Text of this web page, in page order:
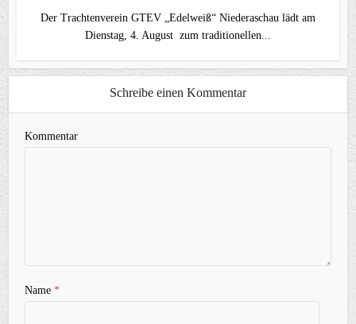
Der Trachtenverein GTEV „Edelweiß“ Niederaschau lädt am
Dienstag, 4. August zum traditionellen...
Schreibe einen Kommentar
Kommentar
Name*